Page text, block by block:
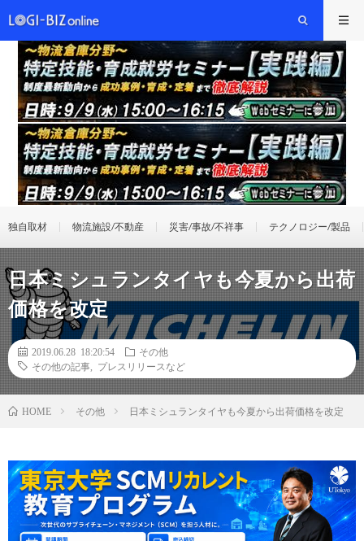
独自取材 物流施設/不動産 災害/事故/不祥事 テクノロジー/製品
日本ミシュランタイヤも今夏から出荷
価格を改定
2019.06.28 18:20:54
その他
その他の記事
プレスリリースなど
HOME その他 日本ミシュランタイヤも今夏から出荷価格を改定